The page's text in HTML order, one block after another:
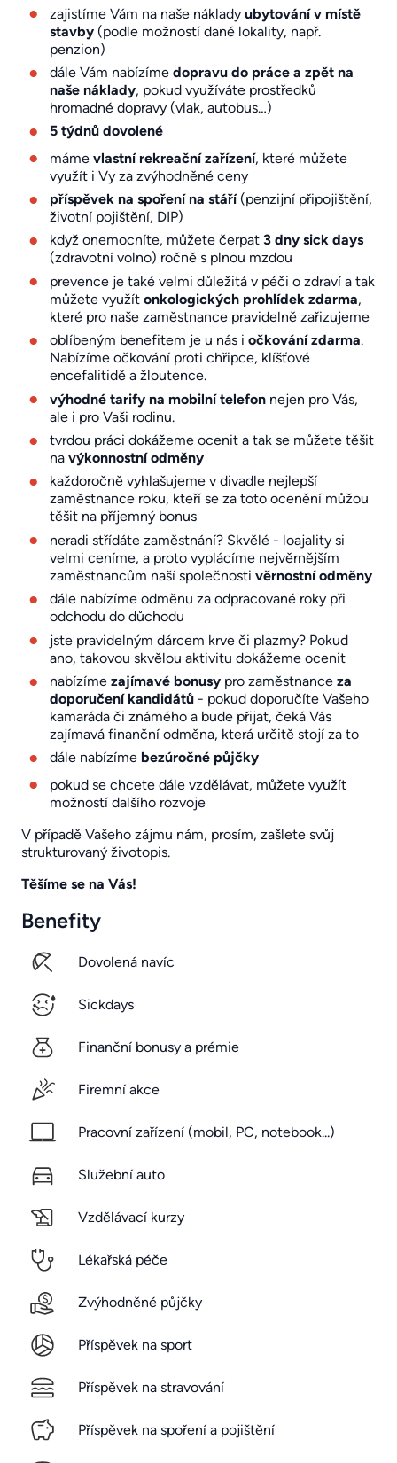
zajistíme Vám na naše náklady ubytování v místě
stavby (podle možností dané lokality, např.
penzion)
dále Vám nabízíme dopravu do práce a zpět na
naše náklady, pokud využíváte prostředků
hromadné dopravy (vlak, autobus…)
5 týdnů dovolené
máme vlastní rekreační zařízení, které můžete
využít i Vy za zvýhodněné ceny
příspěvek na spoření na stáří (penzijní připojištění,
životní pojištění, DIP)
když onemocníte, můžete čerpat 3 dny sick days
(zdravotní volno) ročně s plnou mzdou
prevence je také velmi důležitá v péči o zdraví a tak
můžete využít onkologických prohlídek zdarma,
které pro naše zaměstnance pravidelně zařizujeme
oblíbeným benefitem je u nás i očkování zdarma.
Nabízíme očkování proti chřipce, klíšťové
encefalitidě a žloutence.
výhodné tarify na mobilní telefon nejen pro Vás,
ale i pro Vaši rodinu.
tvrdou práci dokážeme ocenit a tak se můžete těšit
na výkonnostní odměny
každoročně vyhlašujeme v divadle nejlepší
zaměstnance roku, kteří se za toto ocenění můžou
těšit na příjemný bonus
neradi střídáte zaměstnání? Skvělé - loajality si
velmi ceníme, a proto vyplácíme nejvěrnějším
zaměstnancům naší společnosti věrnostní odměny
dále nabízíme odměnu za odpracované roky při
odchodu do důchodu
jste pravidelným dárcem krve či plazmy? Pokud
ano, takovou skvělou aktivitu dokážeme ocenit
nabízíme zajímavé bonusy pro zaměstnance za
doporučení kandidátů - pokud doporučíte Vašeho
kamaráda či známého a bude přijat, čeká Vás
zajímavá finanční odměna, která určitě stojí za to
dále nabízíme bezúročné půjčky
pokud se chcete dále vzdělávat, můžete využít
možností dalšího rozvoje
V případě Vašeho zájmu nám, prosím, zašlete svůj
strukturovaný životopis.
Těšíme se na Vás!
Benefity
Dovolená navíc
Sickdays
Finanční bonusy a prémie
Firemní akce
Pracovní zařízení (mobil, PC, notebook...)
Služební auto
Vzdělávací kurzy
Lékařská péče
Zvýhodněné půjčky
Příspěvek na sport
Příspěvek na stravování
Příspěvek na spoření a pojištění